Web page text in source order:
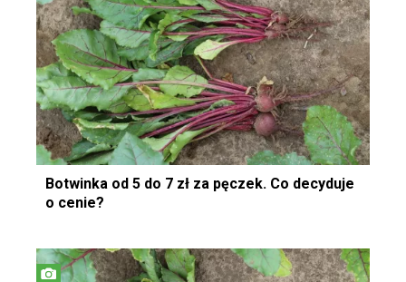
Botwinka od 5 do 7 zł za pęczek. Co decyduje
o cenie?